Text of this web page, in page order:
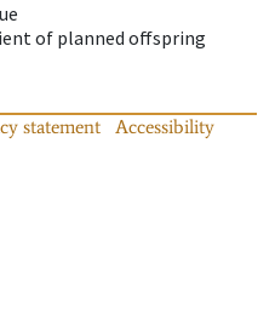
of planned offspring
statement
Accessibility